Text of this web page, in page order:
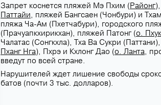
Запрет коснется пляжей Мэ Пхим (Районг
Паттайи, пляжей Бангсаен (Чонбури) и
пляжа Ча-Ам (Пхетчабури), городского
(Прачуапкхирикхан), пляжей Патонг (о.
Чалатас (Сонгкхла), Тха Ва Сукри
Пханг Нга), Пхрэ и Кхлонг Дао (о. Ланта,
введут по всей стране.
Нарушителей ждет лишение свободы
батов (почти 3 тыс. долларов).